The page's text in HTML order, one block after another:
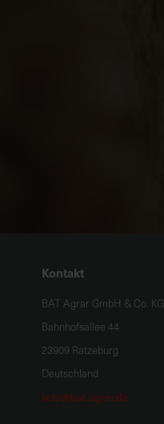
Kontakt
BAT Agrar GmbH & Co. KG
Bahnhofsallee 44
23909 Ratzeburg
Deutschland
info@bat-agrar.de